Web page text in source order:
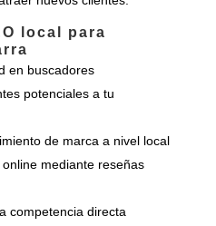
local para
en buscadores
potenciales a tu
de marca a nivel local
mediante reseñas
competencia directa